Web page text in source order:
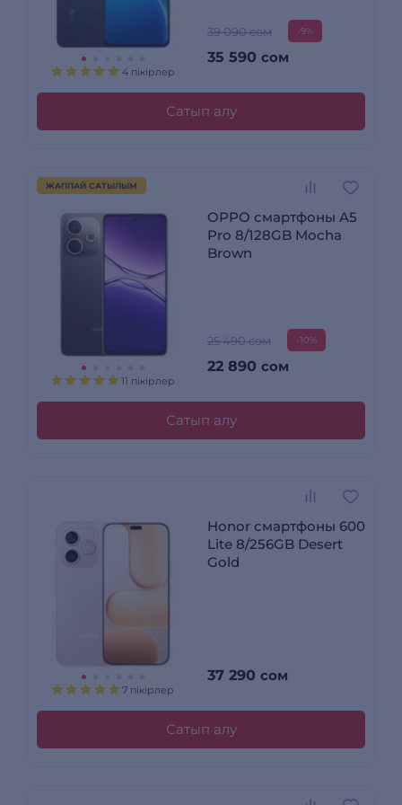
4 пікірлер
39 090 сом -9%
35 590 сом
Сатып алу
ЖАППАЙ САТЫЛЫМ
11 пікірлер
OPPO смартфоны A5
Pro 8/128GB Mocha
Brown
25 490 сом -10%
22 890 сом
Сатып алу
7 пікірлер
Honor смартфоны 600
Lite 8/256GB Desert
Gold
37 290 сом
Сатып алу